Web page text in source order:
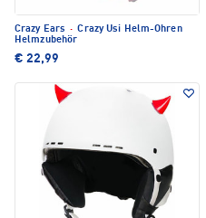
Crazy Ears · Crazy Usi Helm-Ohren
Helmzubehör
€ 22,99